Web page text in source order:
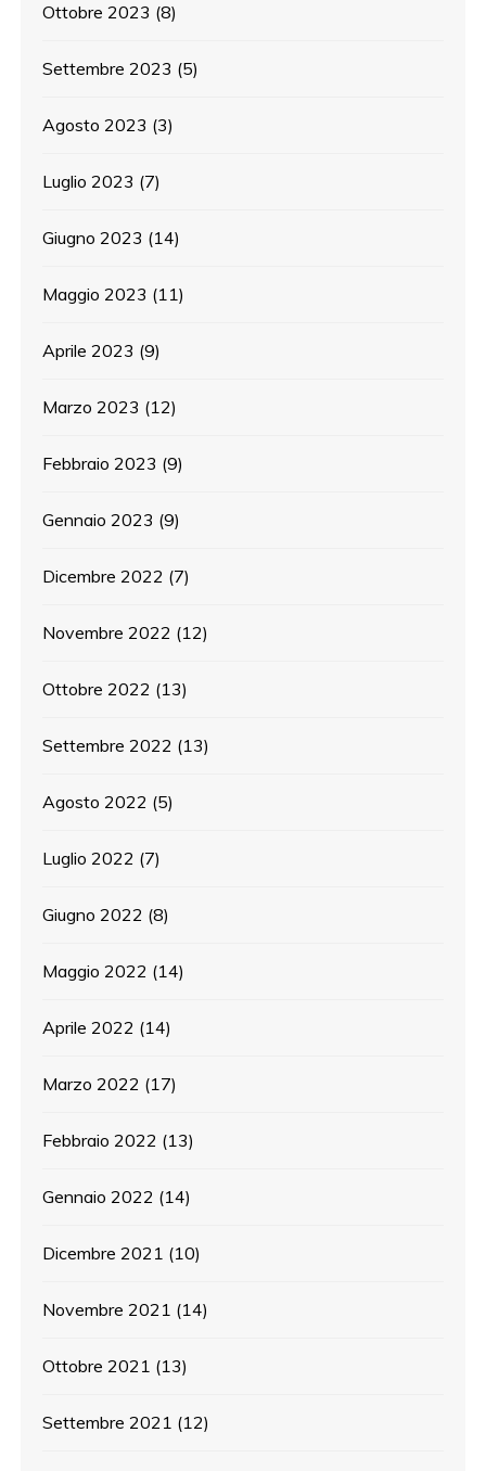
Ottobre 2023 (8)
Settembre 2023 (5)
Agosto 2023 (3)
Luglio 2023 (7)
Giugno 2023 (14)
Maggio 2023 (11)
Aprile 2023 (9)
Marzo 2023 (12)
Febbraio 2023 (9)
Gennaio 2023 (9)
Dicembre 2022 (7)
Novembre 2022 (12)
Ottobre 2022 (13)
Settembre 2022 (13)
Agosto 2022 (5)
Luglio 2022 (7)
Giugno 2022 (8)
Maggio 2022 (14)
Aprile 2022 (14)
Marzo 2022 (17)
Febbraio 2022 (13)
Gennaio 2022 (14)
Dicembre 2021 (10)
Novembre 2021 (14)
Ottobre 2021 (13)
Settembre 2021 (12)